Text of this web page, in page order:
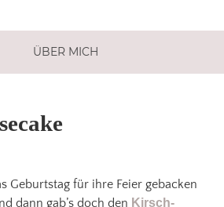
ÜBER MICH
Geburtstag für ihre Feier gebacken
dann gab’s doch den Kirsch-